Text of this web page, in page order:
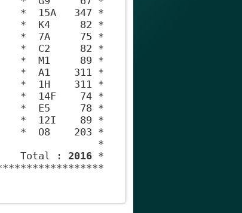
*  15A   347 *
*  K4     82 *
*  7A     75 *
*  C2     82 *
*  M1     89 *
*  A1    311 *
*  1H    311 *
*  14F    74 *
*  E5     78 *
*  12I    89 *
*  O8    203 *
*
Total : 2016 *